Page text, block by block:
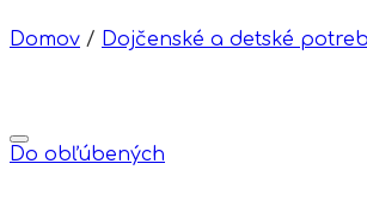
Domov / Dojčenské a detské
Do obľúbených